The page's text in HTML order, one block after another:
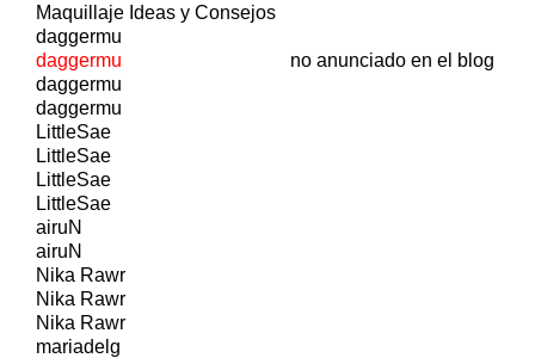
Maquillaje Ideas y Consejos
daggermu
daggermu
no anunciado en el blog
daggermu
daggermu
LittleSae
LittleSae
LittleSae
LittleSae
airuN
airuN
Nika Rawr
Nika Rawr
Nika Rawr
mariadelg